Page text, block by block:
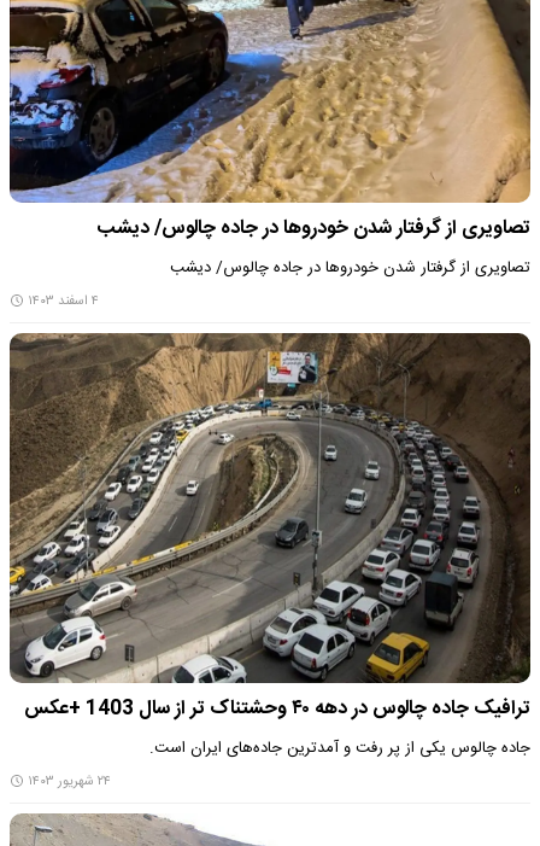
تصاویری از گرفتار شدن خودروها در جاده چالوس/ دیشب
تصاویری از گرفتار شدن خودروها در جاده چالوس/ دیشب
۴ اسفند ۱۴۰۳
ترافیک جاده چالوس در دهه ۴۰ وحشتناک تر از سال 1403 +عکس
جاده چالوس یکی از پر رفت و آمدترین جاده‌های ایران است.
۲۴ شهریور ۱۴۰۳